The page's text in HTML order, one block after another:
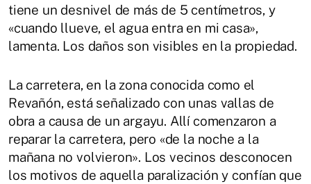
tiene un desnivel de más de 5 centímetros, y
«cuando llueve, el agua entra en mi casa»,
lamenta. Los daños son visibles en la propiedad.
La carretera, en la zona conocida como el
Revañón, está señalizado con unas vallas de
obra a causa de un argayu. Allí comenzaron a
reparar la carretera, pero «de la noche a la
mañana no volvieron». Los vecinos desconocen
los motivos de aquella paralización y confían que